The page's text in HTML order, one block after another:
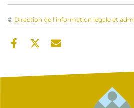
© Direction de l’information légale et